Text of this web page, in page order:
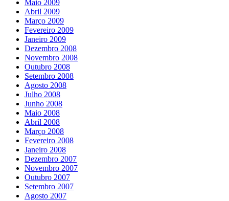
Maio 2009
Abril 2009
Março 2009
Fevereiro 2009
Janeiro 2009
Dezembro 2008
Novembro 2008
Outubro 2008
Setembro 2008
Agosto 2008
Julho 2008
Junho 2008
Maio 2008
Abril 2008
Março 2008
Fevereiro 2008
Janeiro 2008
Dezembro 2007
Novembro 2007
Outubro 2007
Setembro 2007
Agosto 2007